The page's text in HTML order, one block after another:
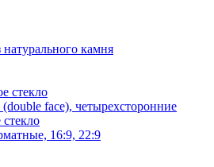
камня
стекло
face), четырехсторонние
16:9, 22:9